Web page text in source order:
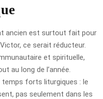
ancien est surtout fait pour
ce serait réducteur.
et spirituelle,
au long de l’année.
temps forts liturgiques : le
pas seulement dans les